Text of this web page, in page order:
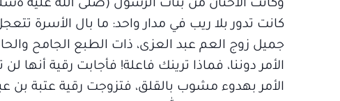
وكانت الأختان من بنات الرسول (صلى الله عليه
كانت تدور بلا ريب في مدار واحد: ما بال الأسرة
جميل زوج العم عبد العزى، ذات الطبع الجامح
الأمر دوننا، فماذا ترينك فاعلة! فأجابت رقية أنها
الأمر بهدوء مشوب بالقلق، فتزوجت رقية عتبة بن